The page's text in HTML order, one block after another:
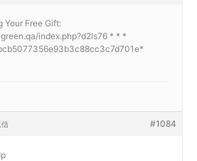
Your Free Gift:
index.php?d2ls76 * * *
#1084
信